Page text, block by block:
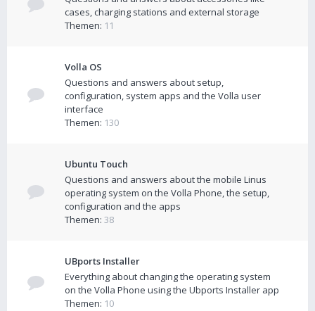
cases, charging stations and external storage
Themen: 11
Volla OS
Questions and answers about setup,
configuration, system apps and the Volla user
interface
Themen: 130
Ubuntu Touch
Questions and answers about the mobile Linus
operating system on the Volla Phone, the setup,
configuration and the apps
Themen: 38
UBports Installer
Everything about changing the operating system
on the Volla Phone using the Ubports Installer app
Themen: 10